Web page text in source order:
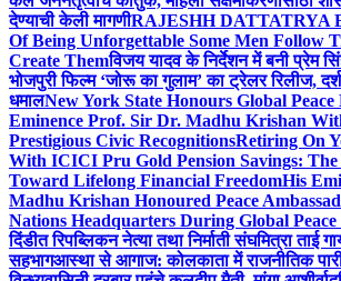
देण्याची केली मागणीRAJESHH DATTATRYA
Of Being Unforgettable Some Men Follow
Create Themविजय यादव के निर्देशन में बनी प्रेम
भोजपुरी फिल्म ‘जोरू का गुलाम’ का ट्रेलर रिलीज,
धमालNew York State Honours Global Peace
Eminence Prof. Sir Dr. Madhu Krishan
Prestigious Civic RecognitionsRetiring On
With ICICI Pru Gold Pension Savings:
Toward Lifelong Financial FreedomHis
Madhu Krishan Honoured Peace
Nations Headquarters During Global Peace
दिंडीत रिपब्लिकन नेत्या तथा निर्माती संघमित्रा ताई
सहभागआस्था से आगाज: कोलकाता में राजनीतिक